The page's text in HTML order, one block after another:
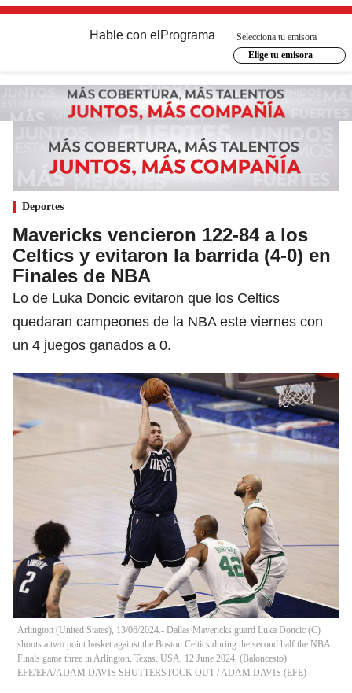
Hable con el Programa
Selecciona tu emisora
Elige tu emisora
Deportes
Mavericks vencieron 122-84 a los
Celtics y evitaron la barrida (4-0) en
Finales de NBA
Lo de Luka Doncic evitaron que los Celtics
quedaran campeones de la NBA este viernes con
un 4 juegos ganados a 0.
Arlington (United States), 13/06/2024.- Dallas Mavericks guard Luka Doncic (C)
shoots a two point basket against the Boston Celtics during the second half the NBA
Finals game three in Arlington, Texas, USA, 12 June 2024. (Baloncesto)
EFE/EPA/ADAM DAVIS SHUTTERSTOCK OUT /ADAM DAVIS (EFE)